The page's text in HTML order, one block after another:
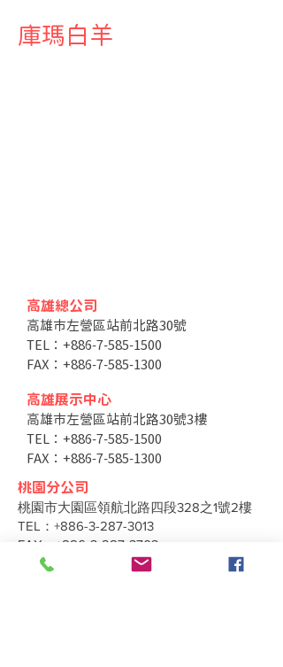
庫瑪白羊
高雄總公司
高雄市左營區站前北路30號
TEL：+886-7-585-1500
FAX：+886-7-585-1300
高雄展示中心
高雄市左營區站前北路30號3樓
TEL：+886-7-585-1500
FAX：+886-7-585-1300
桃園分公司
桃園市大園區領航北路四段328之1號2樓
TEL：+886-3-287-3013
FAX：+886-3-287-3703
台中分公司